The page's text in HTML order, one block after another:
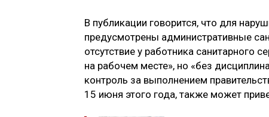
В публикации говорится, что для
предусмотрены административные
отсутствие у работника санитарного
на рабочем месте», но «без
контроль за выполнением
15 июня этого года, также может